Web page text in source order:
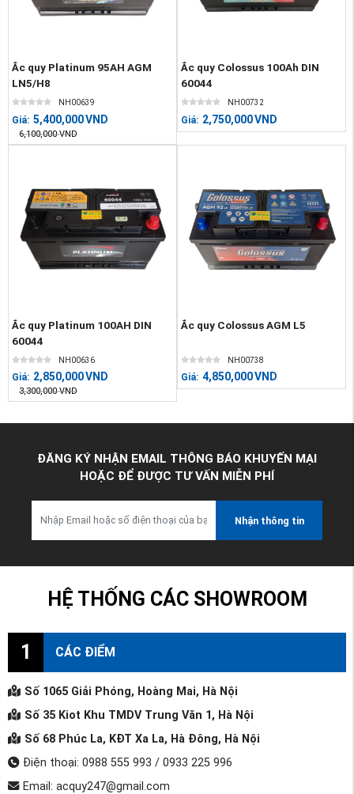
Ắc quy Platinum 95AH AGM
LN5/H8
NH00639
Giá: 5,400,000VND
6,100,000 VND
Ắc quy Colossus 100Ah DIN
60044
NH00732
Giá: 2,750,000VND
Ắc quy Platinum 100AH DIN
60044
NH00636
Giá: 2,850,000VND
3,300,000 VND
Ắc quy Colossus AGM L5
NH00738
Giá: 4,850,000VND
ĐĂNG KÝ NHẬN EMAIL THÔNG BÁO KHUYẾN MẠI
HOẶC ĐỂ ĐƯỢC TƯ VẤN MIỄN PHÍ
Nhận thông tin
HỆ THỐNG CÁC SHOWROOM
1 CÁC ĐIỂM
Số 1065 Giải Phóng, Hoàng Mai, Hà Nội
Số 35 Kiot Khu TMDV Trung Văn 1, Hà Nội
Số 68 Phúc La, KĐT Xa La, Hà Đông, Hà Nội
Điện thoại: 0988 555 993 / 0933 225 996
Email: acquy247@gmail.com